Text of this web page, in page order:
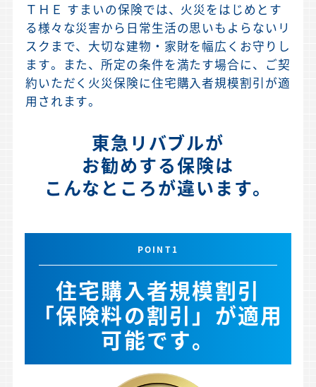
ＴＨＥ すまいの保険では、火災をはじめとす
る様々な災害から日常生活の思いもよらないリ
スクまで、大切な建物・家財を幅広くお守りし
ます。また、所定の条件を満たす場合に、ご契
約いただく火災保険に住宅購入者規模割引が適
用されます。
東急リバブルが
お勧めする保険は
こんなところが違います。
POINT1
住宅購入者規模割引
「保険料の割引」が適用
可能です。